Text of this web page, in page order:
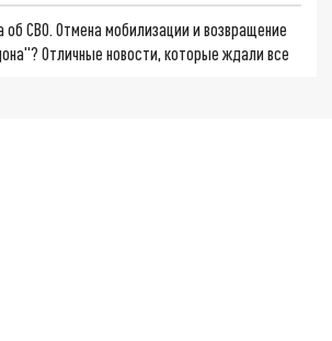
об СВО. Отмена мобилизации и возвращение
Отличные новости, которые ждали все